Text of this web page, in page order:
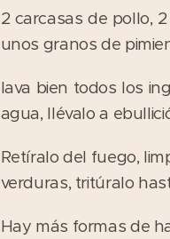
2 carcasas de pollo,
unos granos de
lava bien todos los
agua, llévalo a
Retíralo del fuego,
verduras, tritúralo
Hay más formas de